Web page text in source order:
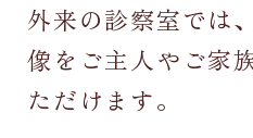
外来の診察室では
像をご主人やご家
ただけます。